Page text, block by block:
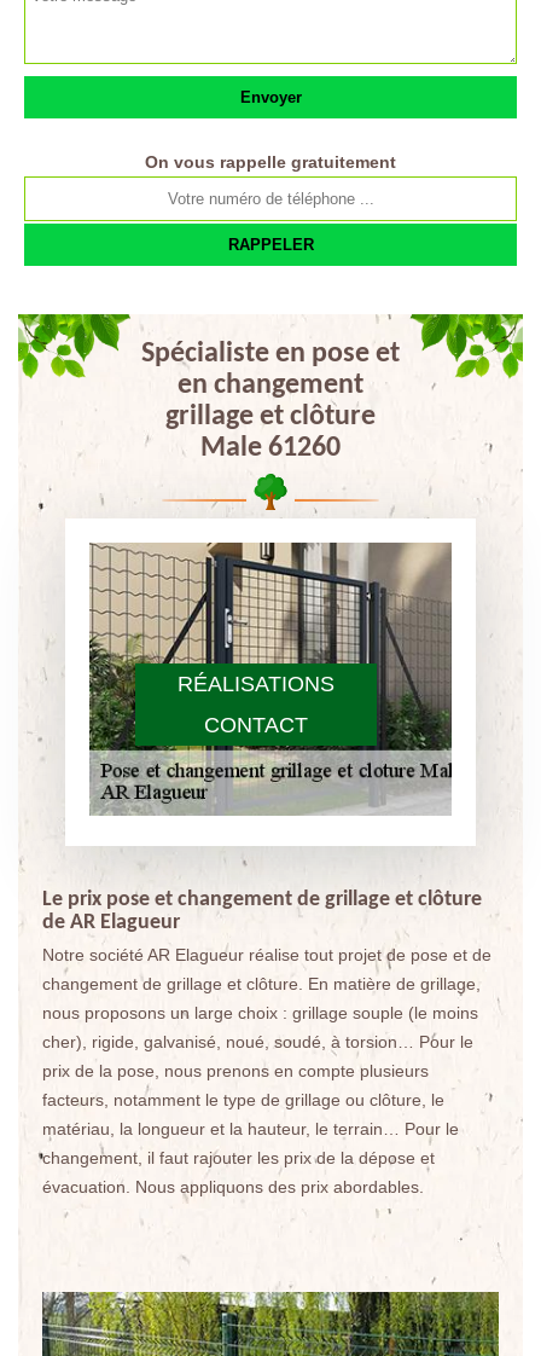
RÉALISATIONS
CONTACT
On vous rappelle gratuitement
Spécialiste en pose et
en changement
grillage et clôture
Male 61260
Le prix pose et changement de grillage et clôture
de AR Elagueur
Notre société AR Elagueur réalise tout projet de pose et de
changement de grillage et clôture. En matière de grillage,
nous proposons un large choix : grillage souple (le moins
cher), rigide, galvanisé, noué, soudé, à torsion… Pour le
prix de la pose, nous prenons en compte plusieurs
facteurs, notamment le type de grillage ou clôture, le
matériau, la longueur et la hauteur, le terrain… Pour le
changement, il faut rajouter les prix de la dépose et
évacuation. Nous appliquons des prix abordables.